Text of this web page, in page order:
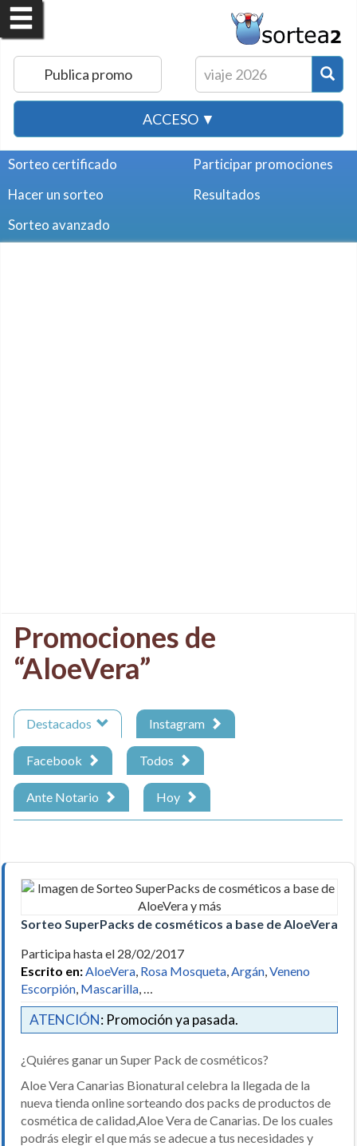
Publica promo
ACCESO ▼
Sorteo certificado
Hacer un sorteo
Sorteo avanzado
Participar promociones
Resultados
Promociones de
“AloeVera”
Destacados Instagram
Facebook Todos
Ante Notario Hoy
Sorteo SuperPacks de cosméticos a base de AloeVera y
Participa hasta el 28/02/2017
Escrito en:AloeVera, Rosa Mosqueta,Argán,Veneno
Escorpión, Mascarilla, …
ATENCIÓN: Promoción ya pasada.
¿Quiéres ganar un Super Pack de cosméticos?
Aloe Vera Canarias Bionatural celebra la llegada de la
nueva tienda online sorteando dos packs de productos de
cosmética de calidad,Aloe Vera de Canarias. De los cuales
podrás elegir el que más se adecue a tus necesidades y